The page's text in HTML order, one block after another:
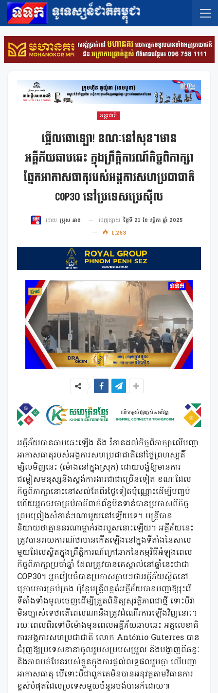
អន្តរជាតិ
ផ្អើលឆោឡោ! ខណៈនៅសុខៗមាន
អគ្គីភ័យឆាបឆេះ ក្នុងព្រឹត្តិការណ៍កិច្ចពិភាក្សា
ផ្នែកអាកាសធាតុរបស់អង្គការសហប្រជាជាតិ
COP30 នៅប្រទេសប្រេស៊ីល
ដោយ ប្រុស អាន ចេញផ្សាយ ថ្ងៃទី 21 ខែ វច្ឆិកា ឆ្នាំ 2025
1,263
អគ្គីភ័យបានឆាបឆេះឡើង និង រំខានដល់កិច្ចពិភាក្សាលើបញ្ហា
អាកាសធាតុរបស់អង្គការសហប្រជាជាតិនៅថ្ងៃព្រហស្បតិ៍
ម្សិលមិញនេះ (ម៉ោងនៅក្នុងស្រុក) ដោយបង្ខំឱ្យមានការ
ជម្លៀសមនុស្សនិងស្តង់ការងារជាជាច្រើនទៀត ខណៈដែល
កិច្ចពិភាក្សានោះនៅសល់តែពីរថ្ងៃទៀតប៉ុណ្ណោះដើម្បីបញ្ចប់
ហើយអ្នកចរចាគ្រប់ភាគីពាក់ព័ន្ធមិនទាន់បានប្រកាសពីកិច្ច
ព្រមព្រៀងសំខាន់ៗណាមួយនៅឡើយទេ។ មន្ត្រីបាន
និយាយថាគ្មាននរណាម្នាក់រងរបួសនោះឡើយ។ អគ្គីភ័យនេះ
ត្រូវបានរាយការណ៍ថាបានកើតឡើងនៅក្នុងទីតាំងនៃសាល
មួយដែលស្ថិតក្នុងព្រឹត្តិការណ៍ក្រៅឆាកនៃកម្មវិធីអំឡុងពេល
កិច្ចពិភាក្សាប្រចាំឆ្នាំ ដែលត្រូវបានគេស្គាល់នៅឆ្នាំនេះថាជា
COP30។ អ្នករៀបចំបានប្រកាសភ្លាមៗថាអគ្គីភ័យស្ថិតនៅ
ក្រោមការគ្រប់គ្រង ប៉ុន្តែមន្ត្រីពន្លត់អគ្គីភ័យបានបញ្ជាឱ្យរុះរើ
ទីតាំងទាំងមូលចេញដើម្បីត្រួតពិនិត្យសុវត្ថិភាពជាថ្មី ទោះបីវា
មិនច្បាស់ទេថាតើពេលណានឹងត្រូវដំណើរការឡើងវិញនោះ។
រយៈពេលពីរទៅបីម៉ោងមុនពេលអគ្គីភ័យឆាបឆេះ អគ្គលេខាធិ
ការអង្គការសហប្រជាជាតិ លោក António Guterres បាន
ជំរុញឱ្យប្រទេសនានាចូលរួមសម្របសម្រួល និងបង្ហាញពីឆន្ទៈ
និងភាពបត់បែនរបស់ខ្លួនក្នុងការផ្តល់លទ្ធផលរួមគ្នា លើបញ្ហា
អាកាសធាតុ បើទោះបីជាពួកគេមិនបានអនុវត្តតាមវិធានការ
ខ្ពស់បំផុតដែលប្រទេសមួយចំនួនចង់បានក៏ដោយ៕